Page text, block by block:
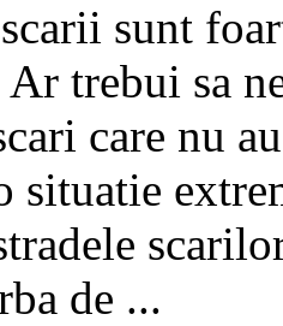
sunt
trebui sa
care nu
situatie
de ...